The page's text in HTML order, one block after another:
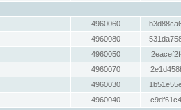
4960060
4960080
4960050
4960070
4960030
4960040